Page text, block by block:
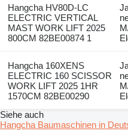
Hangcha HV80D-LC
ELECTRIC VERTICAL
MAST WORK LIFT 2025
800CM 82BE00874 1
Hangcha 160XENS
ELECTRIC 160 SCISSOR
WORK LIFT 2025 1HR
1570CM 82BE00290
Siehe auch
Hangcha Baumaschinen in